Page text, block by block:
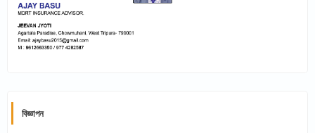
বিজ্ঞাপন